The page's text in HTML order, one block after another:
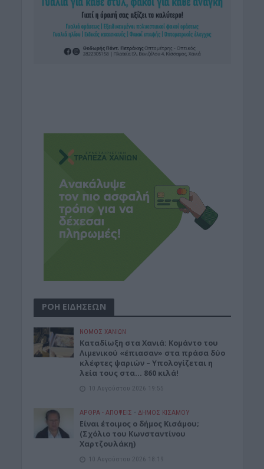
ΡΟΗ ΕΙΔΗΣΕΩΝ
ΝΟΜΌΣ ΧΑΝΊΩΝ
Καταδίωξη στα Χανιά: Κομάντο του
Λιμενικού «έπιασαν» στα πράσα δύο
κλέφτες ψαριών – Υπολογίζεται η
λεία τους στα… 860 κιλά!
10 Αυγούστου 2026 19:55
ΑΡΘΡΑ - ΑΠΟΨΕΙΣ • ΔΉΜΟΣ ΚΙΣΆΜΟΥ
Είναι έτοιμος ο δήμος Κισάμου;
(Σχόλιο του Κωνσταντίνου
Χαρτζουλάκη)
10 Αυγούστου 2026 18:19